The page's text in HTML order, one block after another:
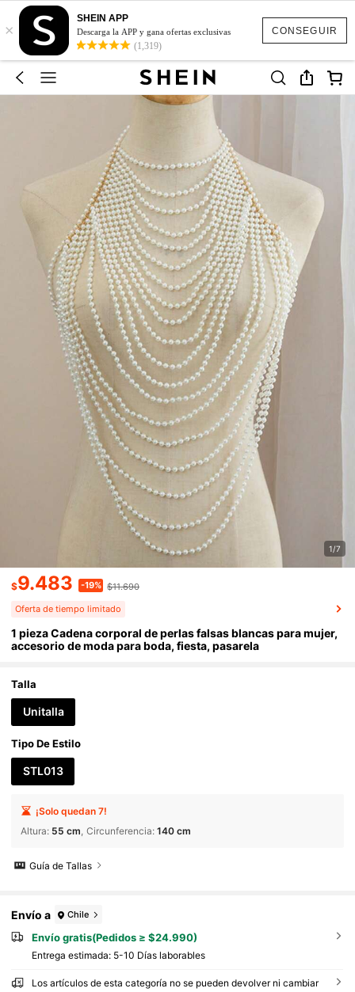
CONSEGUIR
×
SHEIN APP
Descarga la APP y gana ofertas exclusivas
(1,319)
1/7
$9.483 -19% $11.690
Oferta de tiempo limitado
1 pieza Cadena corporal de perlas falsas blancas para mujer,
accesorio de moda para boda, fiesta, pasarela
Talla
Unitalla
Tipo De Estilo
STL013
¡Solo quedan 7!
Altura: 55 cm Circunferencia: 140 cm
Guía de Tallas
Envío a Chile
Envío gratis(Pedidos ≥ $24.990)
Entrega estimada: 5-10 Días laborables
Los artículos de esta categoría no se pueden devolver ni cambiar